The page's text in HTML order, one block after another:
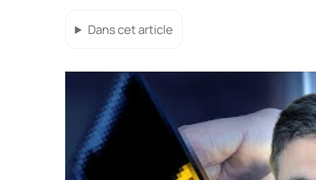
Dans cet article